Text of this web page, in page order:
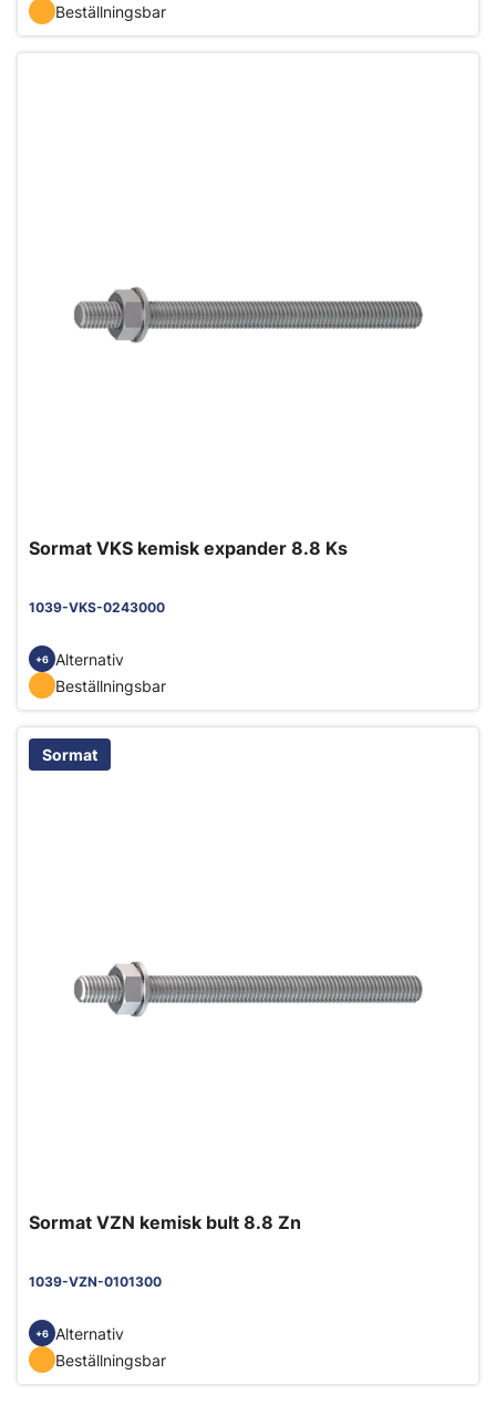
Beställningsbar
Sormat VKS kemisk expander 8.8 Ks
1039-VKS-0243000
+6
Alternativ
Beställningsbar
Sormat
Sormat VZN kemisk bult 8.8 Zn
1039-VZN-0101300
+6
Alternativ
Beställningsbar